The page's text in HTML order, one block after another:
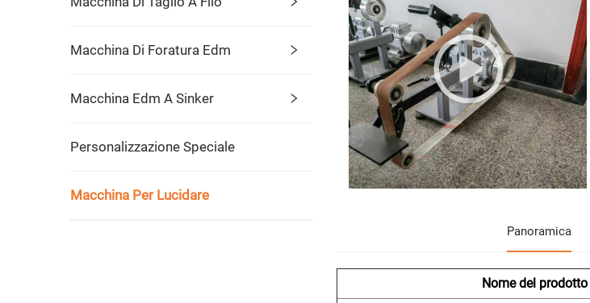
Macchina Di Foratura Edm
Macchina Edm A Sinker
Personalizzazione Speciale
Macchina Per Lucidare
Panoramica
Nome del prodotto